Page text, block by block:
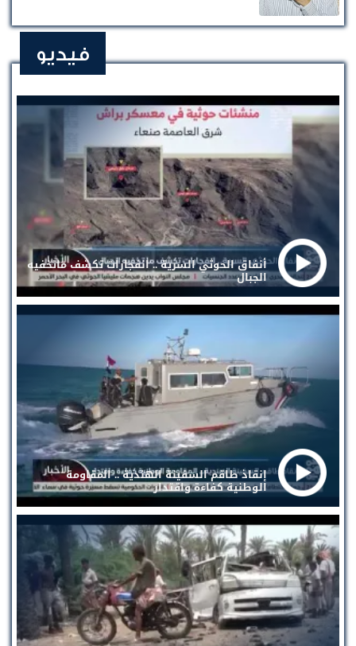
فيديو
أنفاق الحوثي السرية .. انفجارات تكشف ماتخفيه
الجبال
إنقاذ طاقم السفينة الهندية .. المقاومة
الوطنية كفاءة واقتدار